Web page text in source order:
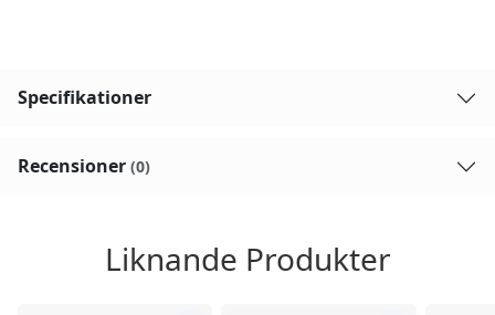
Specifikationer
Recensioner (0)
Liknande Produkter